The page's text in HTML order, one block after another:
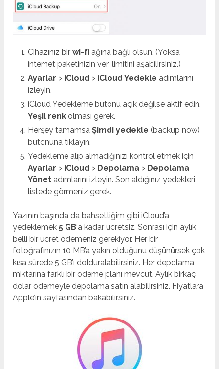
Cihazınız bir wi-fiağına bağlı olsun. (Yoksa
internet paketinizin veri limitini aşabilirsiniz.)
Ayarlar > iCloud > iCloud Yedekle adımlarını
izleyin.
iCloud Yedekleme butonu açık değilse aktif edin.
Yeşil renkolması gerek.
Herşey tamamsa Şimdi yedekle (backup now)
butonuna tıklayın.
Yedekleme alıp almadığınızı kontrol etmek için
Ayarlar > iCloud > Depolama> Depolama
Yönetadımlarını izleyin. Son aldığınız yedekleri
listede görmeniz gerek.
Yazının başında da bahsettiğim gibi iCloud’a
yedeklemek5 GB‘a kadar ücretsiz. Sonrası için aylık
belli bir ücret ödemeniz gerekiyor. Her bir
fotoğrafınızın 10 MB’a yakın olduğunu düşünürsek çok
kısa sürede 5 GB’ı dolduralabilirsiniz. Her depolama
miktarına farklı bir ödeme planı mevcut. Aylık birkaç
dolar ödemeyle depolama satın alabilirsiniz. Fiyatlara
Apple’ın sayfasından bakabilirsiniz.